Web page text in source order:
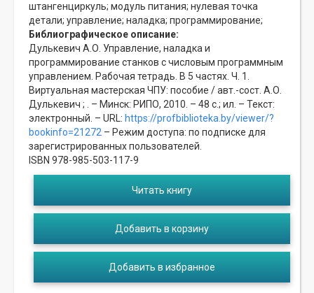
штангенциркуль; модуль питания; нулевая точка
детали; управление; наладка; программирование;
Библиографическое описание:
Дулькевич А.О. Управление, наладка и
программирование станков с числовым программным
управлением. Рабочая тетрадь. В 5 частях. Ч. 1.
Виртуальная мастерская ЧПУ: пособие / авт.-сост. А.О.
Дулькевич ; . – Минск: РИПО, 2010. – 48 с.; ил. – Текст:
электронный. – URL: https://profbiblioteka.by/viewer/?
bookinfo=21272 – Режим доступа: по подписке для
зарегистрированных пользователей.
ISBN 978-985-503-117-9
Читать книгу
Добавить в корзину
Добавить в избранное